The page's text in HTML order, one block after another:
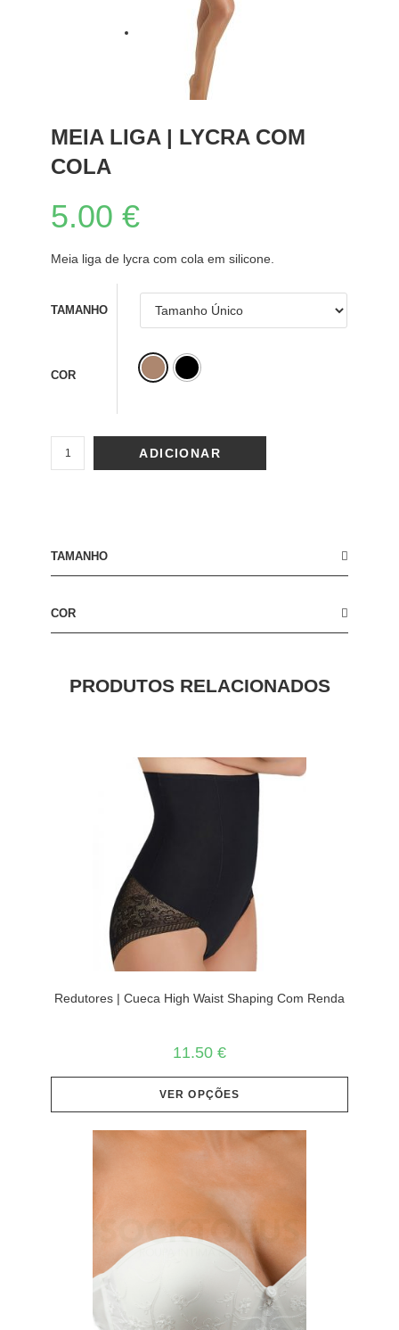
MEIA LIGA | LYCRA COM
COLA
5.00€
Meia liga de lycra com cola em silicone.
TAMANHO
COR
ADICIONAR
TAMANHO
COR
PRODUTOS RELACIONADOS
Redutores | Cueca High Waist Shaping Com Renda
11.50 €
VER OPÇÕES